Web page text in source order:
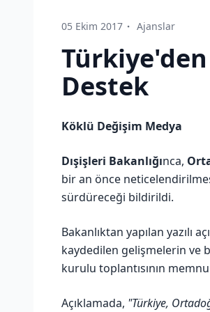
05 Ekim 2017 Ajanslar
Destek
Köklü Değişim Medya
Dışişleri Bakanlığınca,
bir an önce
sürdüreceği bildirildi.
Bakanlıktan yapılan yazılı
kaydedilen gelişmelerin ve
kurulu toplantısının
Açıklamada, "Türkiye,